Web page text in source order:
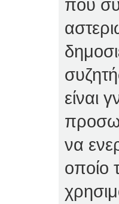
που
είναι
να
οποίο